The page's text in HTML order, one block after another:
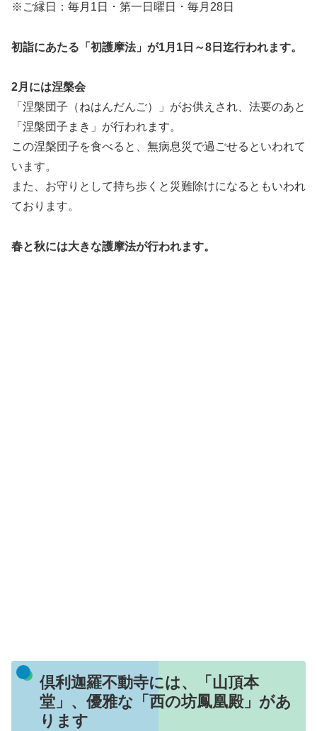
※ご縁日：毎月1日 ･ 第一日曜日 ･ 毎月28日
初詣にあたる「初護摩法」が1月1日～8日迄行われます。
2月には涅槃会
「涅槃団子（ねはんだんご）」がお供えされ、法要のあと
「涅槃団子まき」が行われます。
この涅槃団子を食べると、無病息災で過ごせるといわれて
います。
また、お守りとして持ち歩くと災難除けになるともいわれ
ております。
春と秋には大きな護摩法が行われます。
倶利迦羅不動寺には、「山頂本
堂」、優雅な「西の坊鳳凰殿」があ
ります